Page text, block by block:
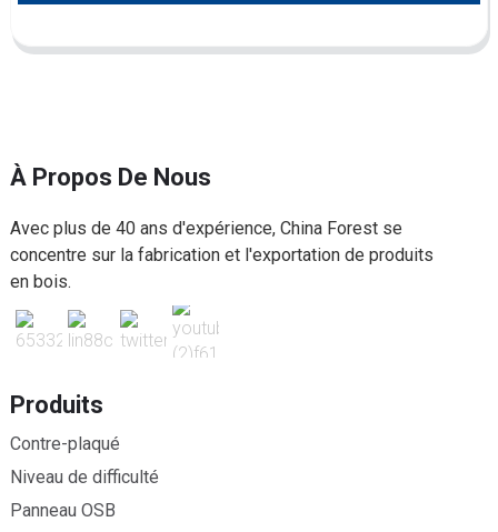
À Propos De Nous
Avec plus de 40 ans d'expérience, China Forest se
concentre sur la fabrication et l'exportation de produits
en bois.
Produits
Contre-plaqué
Niveau de difficulté
Panneau OSB